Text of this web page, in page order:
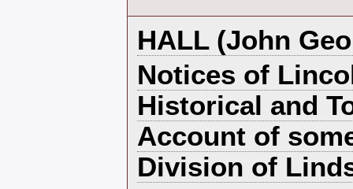
‎HALL (John
‎Notices of
Historical and
Account of
Division of